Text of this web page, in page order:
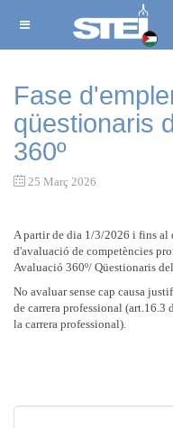
Fase
qüestionaris
360º
25 Març 2026
A partir de dia 1/3/2026 i fins al
d'avaluació de competències
Avaluació 360º/ Qüestionaris
No avaluar sense cap causa
de carrera professional (art.16.3
la carrera professional).